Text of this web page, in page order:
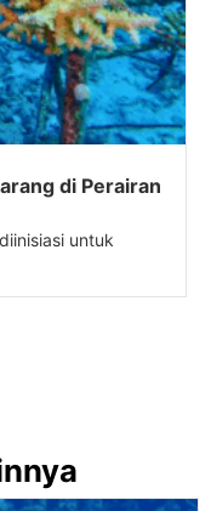
di Perairan
untuk